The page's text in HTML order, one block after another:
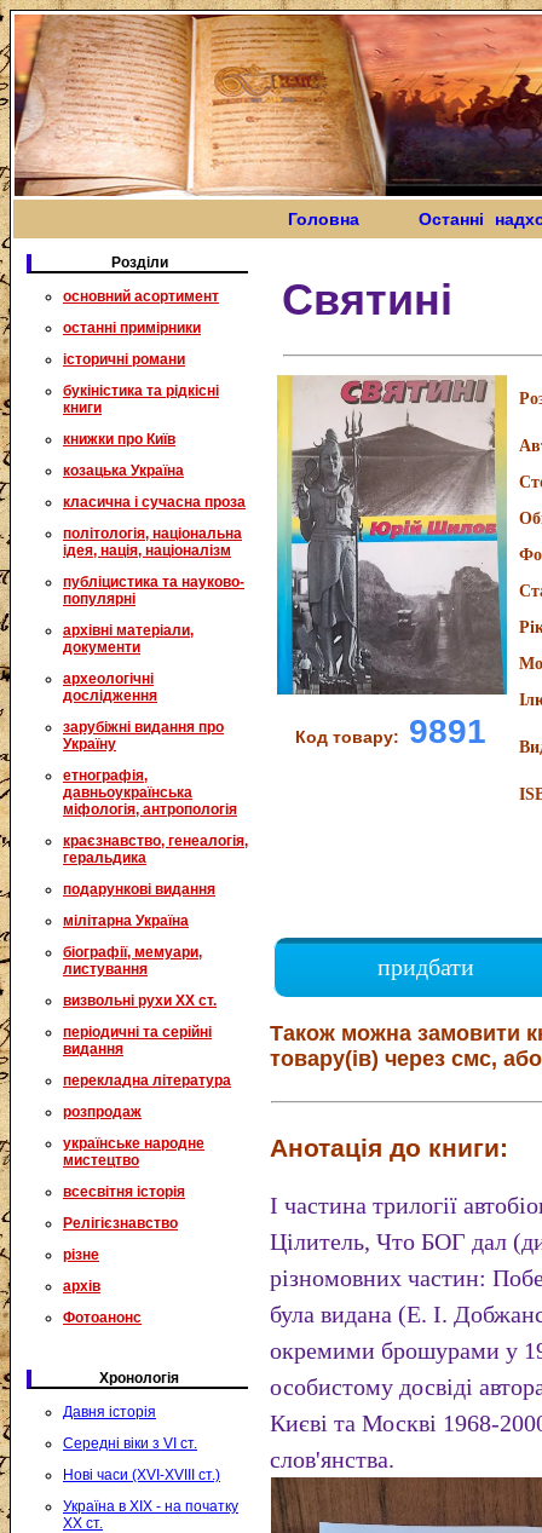
Головна Останні
Розділи
основний асортимент
останні примірники
історичні романи
букіністика та рідкісні
книги
книжки про Київ
козацька Україна
класична і сучасна проза
політологія, національна
ідея, нація, націоналізм
публіцистика та науково-
популярні
архівні матеріали,
документи
археологічні
дослідження
зарубіжні видання про
Україну
етнографія,
давньоукраїнська
міфологія, антропологія
краєзнавство, генеалогія,
геральдика
подарункові видання
мілітарна Україна
біографії, мемуари,
листування
визвольні рухи XX ст.
періодичні та серійні
видання
перекладна література
розпродаж
українське народне
мистецтво
всесвітня історія
Релігієзнавство
різне
архів
Фотоанонс
Хронологія
Давня історія
Середні віки з VI ст.
Нові часи (XVI-XVIII ст.)
Україна в XIX - на початку
XX ст.
Святині
Код товару: 9891
придбати
Також можна замовити
товару(ів) через смс,
Анотація до книги:
І частина трилогії
Цілитель, Что БОГ дал
різномовних частин:
була видана (Е. І.
окремими брошурами у
особистому досвіді
Києві та Москві 1968-
слов'янства.